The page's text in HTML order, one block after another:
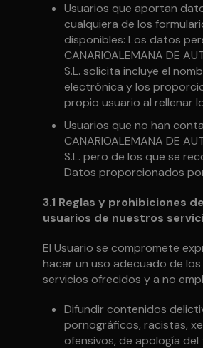
Usuarios que aportan
cualquiera de los
disponibles: Los datos
CANARIOALEMANA DE
S.L. solicita incluye el
electrónica y los
propio usuario al rellenar
Usuarios que no han
CANARIOALEMANA DE
S.L. pero de los que se
Datos proporcionados
3.1 Reglas y prohibiciones
usuarios de nuestros
El Usuario se compromete
hacer un uso adecuado de
servicios ofrecidos y a no
Difundir contenidos
pornográficos, racistas,
ofensivos, de apología